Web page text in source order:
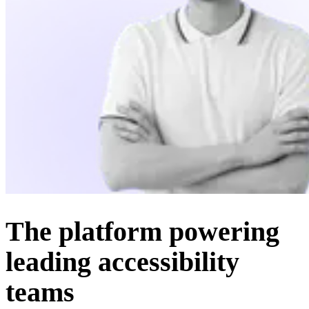
The platform powering
leading accessibility
teams